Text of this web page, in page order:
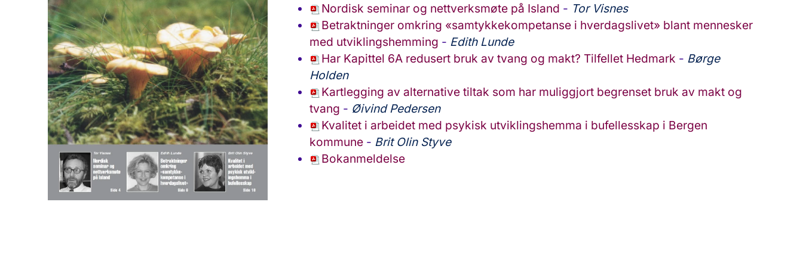
Nordisk seminar og nettverksmøte på Island - Tor Visnes
Betraktninger omkring «samtykkekompetanse i hverdagslivet» blant mennesker
med utviklingshemming - Edith Lunde
Har Kapittel 6A redusert bruk av tvang og makt? Tilfellet Hedmark - Børge
Holden
Kartlegging av alternative tiltak som har muliggjort begrenset bruk av makt og
tvang - Øivind Pedersen
Kvalitet i arbeidet med psykisk utviklingshemma i bufellesskap i Bergen
kommune - Brit Olin Styve
Bokanmeldelse